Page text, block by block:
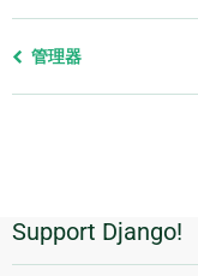
Previous
管理器
附
Support Django!